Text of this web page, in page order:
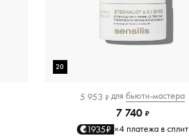
20
5 953 ₽ для бьюти-мастера
7 740 ₽
1935₽ ×4 платежа в сплит